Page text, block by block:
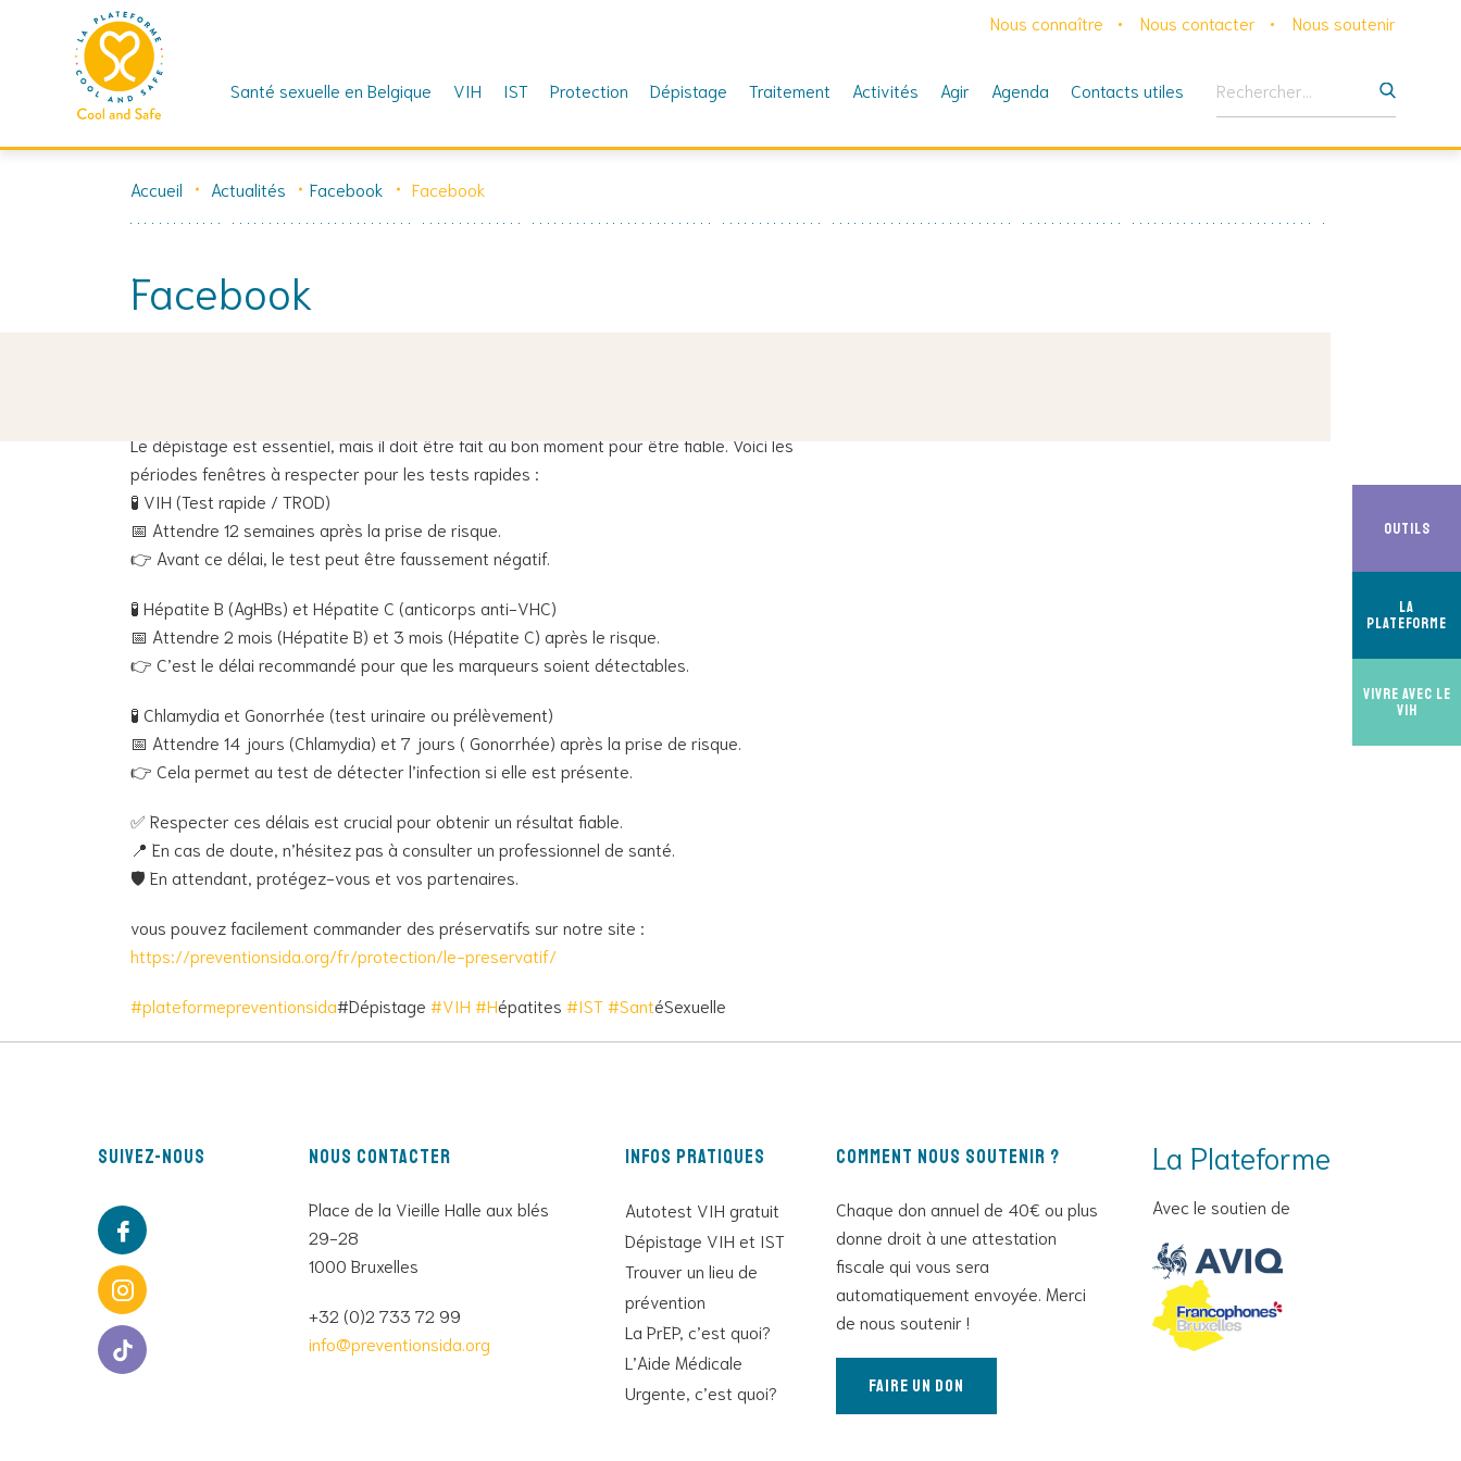
Skip
Nous connaître Nous contacter Nous soutenir
Santé sexuelle en Belgique VIH IST Protection Dépistage Traitement Activités Agir Agenda Contacts utiles
Outils
La
Plateforme
Vivre avec le
VIH
Accueil Actualités Facebook Facebook
Facebook
Le dépistage est essentiel, mais il doit être fait au bon moment pour être fiable. Voici les
périodes fenêtres à respecter pour les tests rapides :
🧪 VIH (Test rapide / TROD)
📅 Attendre 12 semaines après la prise de risque.
👉 Avant ce délai, le test peut être faussement négatif.
🧪 Hépatite B (AgHBs) et Hépatite C (anticorps anti-VHC)
📅 Attendre 2 mois (Hépatite B) et 3 mois (Hépatite C) après le risque.
👉 C’est le délai recommandé pour que les marqueurs soient détectables.
🧪 Chlamydia et Gonorrhée (test urinaire ou prélèvement)
📅 Attendre 14 jours (Chlamydia) et 7 jours ( Gonorrhée) après la prise de risque.
👉 Cela permet au test de détecter l’infection si elle est présente.
✅ Respecter ces délais est crucial pour obtenir un résultat fiable.
📍 En cas de doute, n’hésitez pas à consulter un professionnel de santé.
🛡️ En attendant, protégez-vous et vos partenaires.
vous pouvez facilement commander des préservatifs sur notre site :
https://preventionsida.org/fr/protection/le-preservatif/
#plateformepreventionsida#Dépistage #VIH #Hépatites #IST#SantéSexuelle
Suivez-nous Nous contacter
Place de la Vieille Halle aux blés
29-28
1000 Bruxelles
+32 (0)2 733 72 99
info@preventionsida.org
Infos pratiques
Autotest VIH gratuit
Dépistage VIH et IST
Trouver un lieu de
prévention
La PrEP, c’est quoi?
L’Aide Médicale
Urgente, c’est quoi?
Comment nous soutenir ?
Chaque don annuel de 40€ ou plus
donne droit à une attestation
fiscale qui vous sera
automatiquement envoyée. Merci
de nous soutenir !
Faire un don
La Plateforme
Avec le soutien de